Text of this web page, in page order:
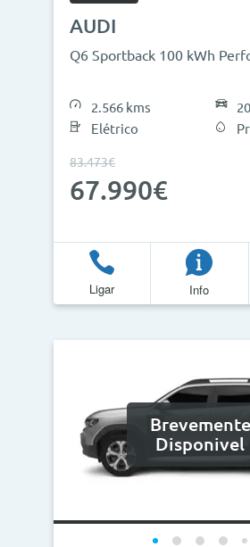
AUDI
Q6 Sportback 100 kWh
2.566 kms
Elétrico
83.473€
67.990€
Ligar Info
Brevemente
Disponivel